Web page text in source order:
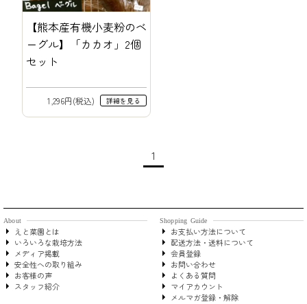
【熊本産有機小麦粉のベ
ーグル】「カカオ」2個
セット
1,296円(税込) 詳細を見る
1
About
えと菜園とは
いろいろな栽培方法
メディア掲載
安全性への取り組み
お客様の声
スタッフ紹介
Shopping Guide
お支払い方法について
配送方法・送料について
会員登録
お問い合わせ
よくある質問
マイアカウント
メルマガ登録・解除